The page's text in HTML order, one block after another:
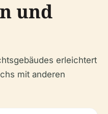
und
erleichtert
mit anderen